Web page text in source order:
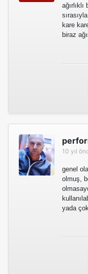
kare
biraz
10 yıl
genel
olmuş,
yada